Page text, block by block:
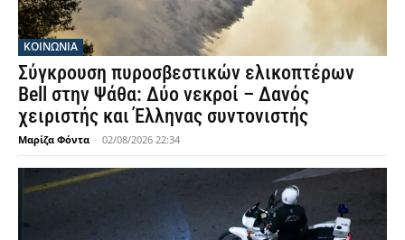
ΚΟΙΝΩΝΙΑ
Σύγκρουση πυροσβεστικών ελικοπτέρων
Bell στην Ψάθα: Δύο νεκροί – Δανός
χειριστής και Έλληνας συντονιστής
Μαρίζα Φόντα - 02/08/2026 22:34